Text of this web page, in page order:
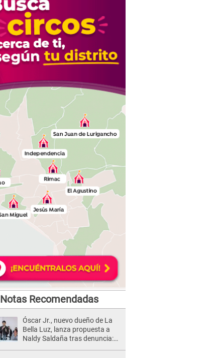
Notas Recomendadas
Óscar Jr., nuevo dueño de La
Bella Luz, lanza propuesta a
Naldy Saldaña tras denuncia: